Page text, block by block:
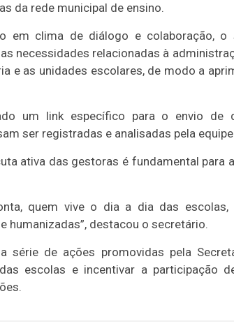
da rede municipal de ensino.
em clima de diálogo e colaboração,
necessidades relacionadas à
e as unidades escolares, de modo a
um link específico para o envio de
ser registradas e analisadas pela
ativa das gestoras é fundamental para
quem vive o dia a dia das
humanizadas”, destacou o secretário.
série de ações promovidas pela
escolas e incentivar a participação